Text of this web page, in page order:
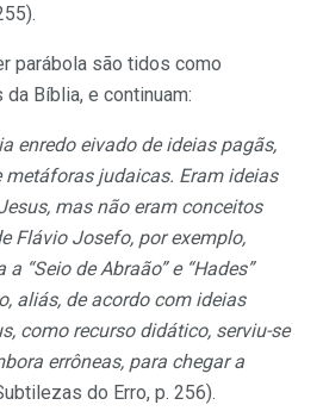
parábola são tidos como
Bíblia, e continuam:
enredo eivado de ideias pagãs,
judaicas. Eram ideias
mas não eram conceitos
Flávio Josefo, por exemplo,
“Seio de Abraão” e “Hades”
aliás, de acordo com ideias
como recurso didático, serviu-se
errôneas, para chegar a
do Erro, p. 256).